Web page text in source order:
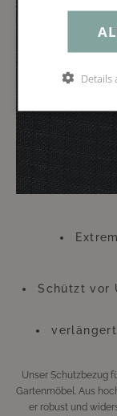
Schützt vor
Unser Schutzbezug
Gartenmöbel. Aus
er robust und
Details